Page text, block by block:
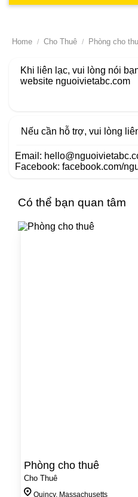
Home Cho Thuê Phòng cho
Khi liên lạc, vui lòng nói
website nguoivietabc.com
Nếu cần hỗ trợ, vui lòng
Email:
Facebook: facebook.com/
Có thể bạn quan tâm
Phòng cho thuê
Cho Thuê
Quincy, Massachusetts